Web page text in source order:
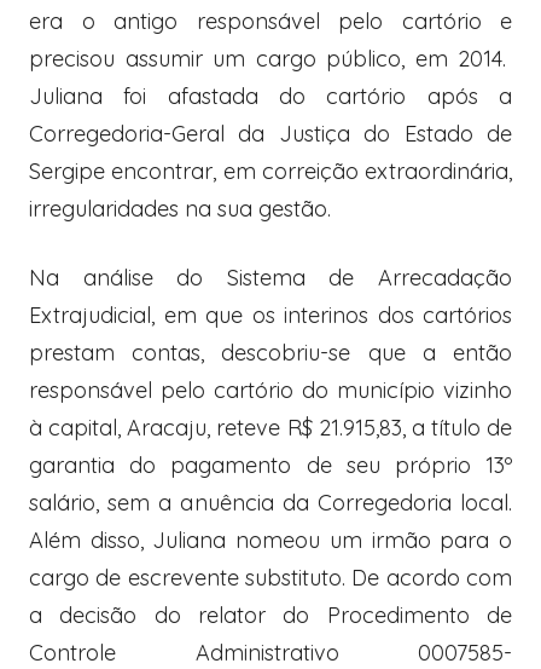
era o antigo responsável pelo cartório e
precisou assumir um cargo público, em 2014.
Juliana foi afastada do cartório após a
Corregedoria-Geral da Justiça do Estado de
Sergipe encontrar, em correição extraordinária,
irregularidades na sua gestão.
Na análise do Sistema de Arrecadação
Extrajudicial, em que os interinos dos cartórios
prestam contas, descobriu-se que a então
responsável pelo cartório do município vizinho
à capital, Aracaju, reteve R$ 21.915,83, a título de
garantia do pagamento de seu próprio 13º
salário, sem a anuência da Corregedoria local.
Além disso, Juliana nomeou um irmão para o
cargo de escrevente substituto. De acordo com
a decisão do relator do Procedimento de
Controle Administrativo 0007585-